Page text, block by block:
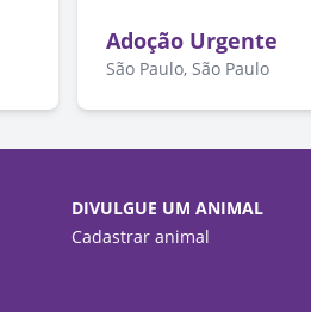
Adoção Urgente
São Paulo, São Paulo
DIVULGUE UM ANIMAL
Cadastrar animal